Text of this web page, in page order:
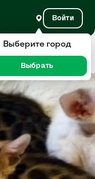
Войти
Отзывы
Выберите город
Выбрать